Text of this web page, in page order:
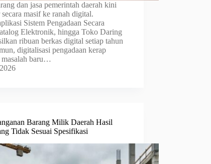
dan jasa pemerintah daerah kini
secara masif ke ranah digital.
Sistem Pengadaan Secara
Elektronik, hingga Toko Daring
ribuan berkas digital setiap tahun
digitalisasi pengadaan kerap
baru…
Barang Milik Daerah Hasil
Tidak Sesuai Spesifikasi